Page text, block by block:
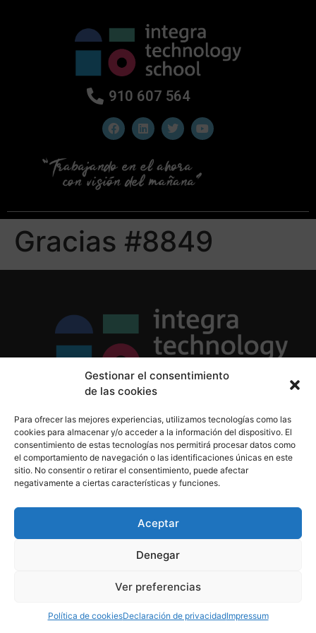
Gestionar el consentimiento
de las cookies
Para ofrecer las mejores experiencias, utilizamos tecnologías como las
cookies para almacenar y/o acceder a la información del dispositivo. El
consentimiento de estas tecnologías nos permitirá procesar datos como
el comportamiento de navegación o las identificaciones únicas en este
sitio. No consentir o retirar el consentimiento, puede afectar
negativamente a ciertas características y funciones.
Aceptar
Denegar
Ver preferencias
Política de cookiesDeclaración de privacidadImpressum
910 607 564
Gracias #8849
Política de Cookies
Aviso Legal
910 607 564
derechos reservados